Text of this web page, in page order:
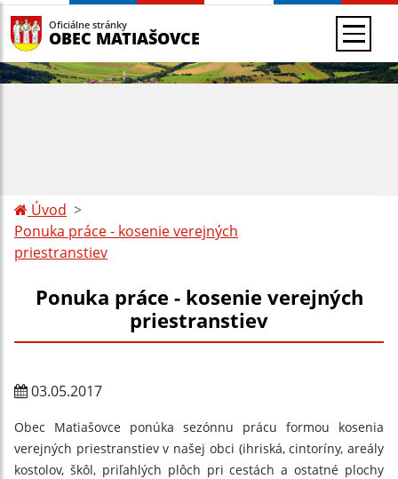
Oficiálne stránky
OBEC MATIAŠOVCE
Úvod
Ponuka práce - kosenie verejných
priestranstiev
Ponuka práce - kosenie verejných
priestranstiev
03.05.2017
Obec Matiašovce ponúka sezónnu prácu formou kosenia
verejných priestranstiev v našej obci (ihriská, cintoríny, areály
kostolov, škôl, priľahlých plôch pri cestách a ostatné plochy